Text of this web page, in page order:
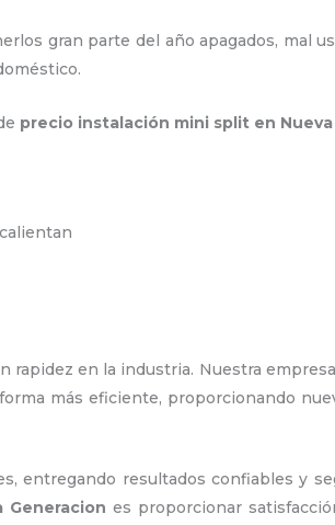
gran parte del año apagados, mal
precio instalación mini split en
rapidez en la industria. Nuestra
más eficiente, proporcionando
entregando resultados confiables y
es proporcionar